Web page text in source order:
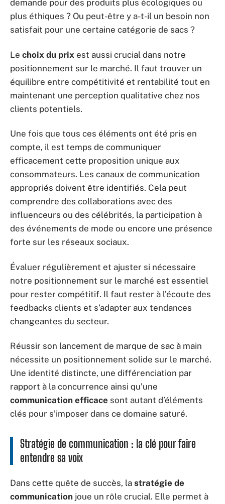
demande pour des produits plus écologiques ou
plus éthiques ? Ou peut-être y a-t-il un besoin non
satisfait pour une certaine catégorie de sacs ?
Le choix du prix est aussi crucial dans notre
positionnement sur le marché. Il faut trouver un
équilibre entre compétitivité et rentabilité tout en
maintenant une perception qualitative chez nos
clients potentiels.
Une fois que tous ces éléments ont été pris en
compte, il est temps de communiquer
efficacement cette proposition unique aux
consommateurs. Les canaux de communication
appropriés doivent être identifiés. Cela peut
comprendre des collaborations avec des
influenceurs ou des célébrités, la participation à
des événements de mode ou encore une présence
forte sur les réseaux sociaux.
Évaluer régulièrement et ajuster si nécessaire
notre positionnement sur le marché est essentiel
pour rester compétitif. Il faut rester à l’écoute des
feedbacks clients et s’adapter aux tendances
changeantes du secteur.
Réussir son lancement de marque de sac à main
nécessite un positionnement solide sur le marché.
Une identité distincte, une différenciation par
rapport à la concurrence ainsi qu’une
communication efficace sont autant d’éléments
clés pour s’imposer dans ce domaine saturé.
Stratégie de communication : la clé pour faire
entendre sa voix
Dans cette quête de succès, la stratégie de
communication joue un rôle crucial. Elle permet à